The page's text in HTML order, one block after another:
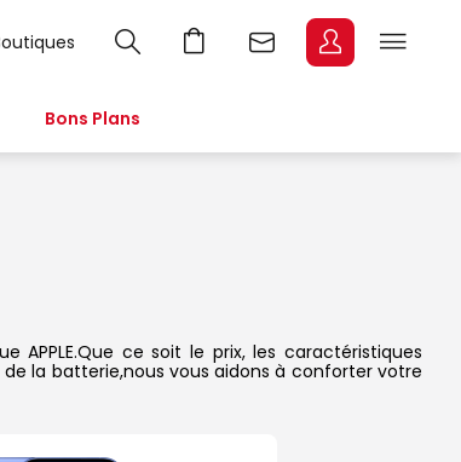
Bons Plans
APPLE.Que ce soit le prix, les caractéristiques
la batterie,nous vous aidons à conforter votre